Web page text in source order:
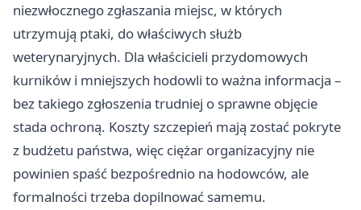
niezwłocznego zgłaszania miejsc, w których
utrzymują ptaki, do właściwych służb
weterynaryjnych. Dla właścicieli przydomowych
kurników i mniejszych hodowli to ważna informacja –
bez takiego zgłoszenia trudniej o sprawne objęcie
stada ochroną. Koszty szczepień mają zostać pokryte
z budżetu państwa, więc ciężar organizacyjny nie
powinien spaść bezpośrednio na hodowców, ale
formalności trzeba dopilnować samemu.